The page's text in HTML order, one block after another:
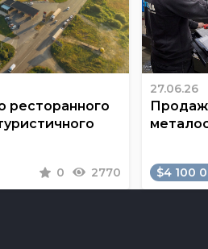
ресторанного
0 2770
27.06.26
Продаж
$4 100